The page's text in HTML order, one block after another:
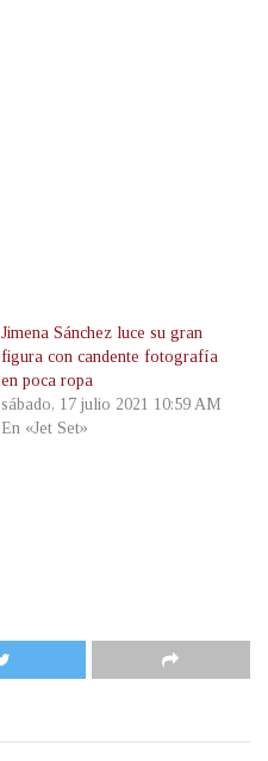
Jimena Sánchez luce su gran
figura con candente fotografía
en poca ropa
sábado, 17 julio 2021 10:59 AM
En «Jet Set»